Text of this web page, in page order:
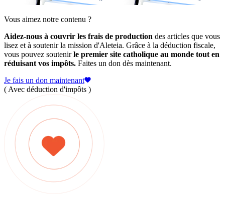
Vous aimez notre contenu ?
Aidez-nous à couvrir les frais de production des articles que vous
lisez et à soutenir la mission d'Aleteia. Grâce à la déduction fiscale,
vous pouvez soutenirle premier site catholique au monde tout en
réduisant vos impôts. Faites un don dès maintenant.
Je fais un don maintenant
( Avec déduction d'impôts )